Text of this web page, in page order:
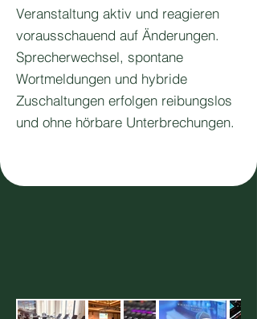
Veranstaltung aktiv und reagieren
vorausschauend auf Änderungen.
Sprecherwechsel, spontane
Wortmeldungen und hybride
Zuschaltungen erfolgen reibungslos
und ohne hörbare Unterbrechungen.